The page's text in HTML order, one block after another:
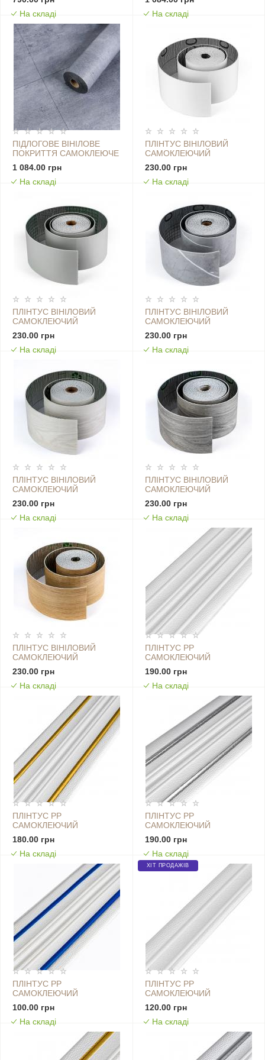
3000Х600Х1,5ММ SW-
00001821
На складі
3000Х600Х1,5ММ SW-
00001822
На складі
ПІДЛОГОВЕ ВІНІЛОВЕ
ПОКРИТТЯ САМОКЛЕЮЧЕ
В РУЛОНІ
3000Х600Х1,5ММ SW-
00001823
1 084.00 грн
На складі
ПЛІНТУС ВІНІЛОВИЙ
САМОКЛЕЮЧИЙ
5000Х100Х2ММ
ГЛЯНЦСОВИЙ (D) SW-
00002118
230.00 грн
На складі
ПЛІНТУС ВІНІЛОВИЙ
САМОКЛЕЮЧИЙ
5000Х100Х2ММ
ГЛЯНЦСОВИЙ (D) SW-
00002121
230.00 грн
На складі
ПЛІНТУС ВІНІЛОВИЙ
САМОКЛЕЮЧИЙ
5000Х100Х2ММ
ГЛЯНЦСОВИЙ (D) SW-
00002122
230.00 грн
На складі
ПЛІНТУС ВІНІЛОВИЙ
САМОКЛЕЮЧИЙ
5000Х100Х2ММ МАТОВИЙ
(D) SW-00002120
230.00 грн
На складі
ПЛІНТУС ВІНІЛОВИЙ
САМОКЛЕЮЧИЙ
5000Х100Х2ММ МАТОВИЙ
(D) SW-00002123
230.00 грн
На складі
ПЛІНТУС ВІНІЛОВИЙ
САМОКЛЕЮЧИЙ
5000Х100Х2ММ МАТОВИЙ
(D) SW-00002124
230.00 грн
На складі
ПЛІНТУС РР
САМОКЛЕЮЧИЙ
2300Х140Х4ММ БІЛИЙ (D)
SW-00001808
190.00 грн
На складі
ПЛІНТУС РР
САМОКЛЕЮЧИЙ
2300Х140Х4ММ БІЛИЙ З
ЗОЛОТОЮ СМУЖКОЮ (D)
SW-00001812
180.00 грн
На складі
ПЛІНТУС РР
САМОКЛЕЮЧИЙ
2300Х140Х4ММ БІЛИЙ З
СІРОЮ СМУЖКОЮ (D)
SW-00001809
190.00 грн
На складі
ПЛІНТУС РР
САМОКЛЕЮЧИЙ
2300Х140Х4ММ БІЛИЙ З
СИНЬОЮ СМУЖКОЮ (D)
SW-00001811
100.00 грн
На складі
ХІТ ПРОДАЖІВ
ПЛІНТУС РР
САМОКЛЕЮЧИЙ
2300Х70Х4ММ БІЛИЙ (D)
SW-00001829
120.00 грн
На складі